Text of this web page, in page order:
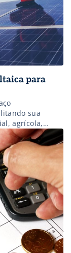
para
sua
agrícola,
da
com a
para a